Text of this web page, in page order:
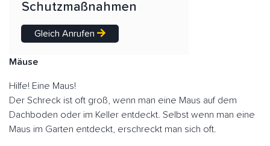
Schutzmaßnahmen
Gleich Anrufen
Mäuse
Hilfe! Eine Maus!
Der Schreck ist oft groß, wenn man eine Maus auf dem
Dachboden oder im Keller entdeckt. Selbst wenn man eine
Maus im Garten entdeckt, erschreckt man sich oft.